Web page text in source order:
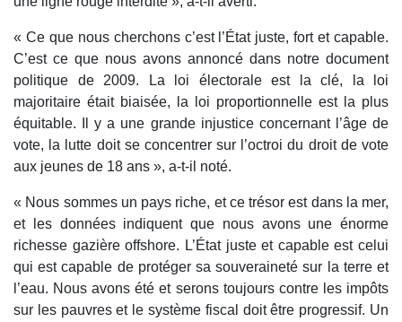
« Ce que nous cherchons c’est l’État juste, fort et capable.
C’est ce que nous avons annoncé dans notre document
politique de 2009. La loi électorale est la clé, la loi
majoritaire était biaisée, la loi proportionnelle est la plus
équitable. Il y a une grande injustice concernant l’âge de
vote, la lutte doit se concentrer sur l’octroi du droit de vote
aux jeunes de 18 ans », a-t-il noté.
« Nous sommes un pays riche, et ce trésor est dans la mer,
et les données indiquent que nous avons une énorme
richesse gazière offshore. L’État juste et capable est celui
qui est capable de protéger sa souveraineté sur la terre et
l’eau. Nous avons été et serons toujours contre les impôts
sur les pauvres et le système fiscal doit être progressif. Un